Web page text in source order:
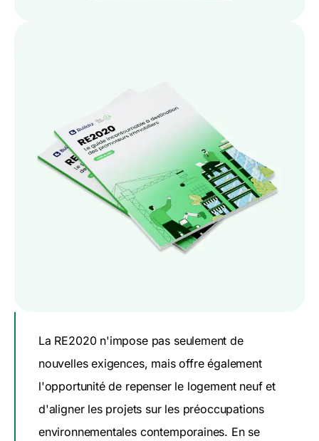
La RE2020 n'impose pas seulement de
nouvelles exigences, mais offre également
l'opportunité de repenser le logement neuf et
d'aligner les projets sur les préoccupations
environnementales contemporaines. En se